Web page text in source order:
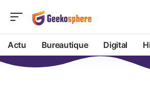
Actu Bureautique Digital